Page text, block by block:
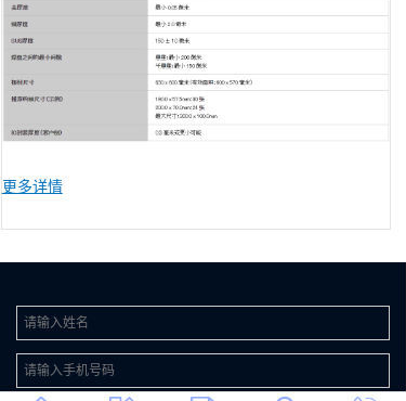
更多详情